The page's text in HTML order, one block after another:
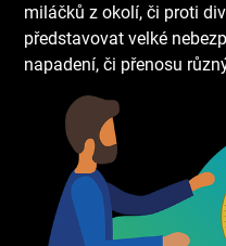
miláčků z okolí, či proti
představovat velké
napadení, či přenosu